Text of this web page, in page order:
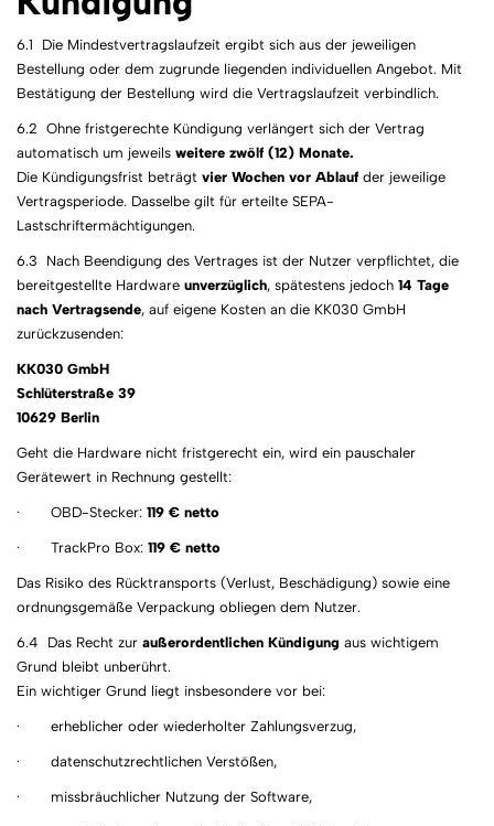
6.1 Die Mindestvertragslaufzeit ergibt sich aus der jeweiligen
Bestellung oder dem zugrunde liegenden individuellen Angebot. Mit
Bestätigung der Bestellung wird die Vertragslaufzeit verbindlich.
6.2 Ohne fristgerechte Kündigung verlängert sich der Vertrag
automatisch um jeweils weitere zwölf (12) Monate.
Die Kündigungsfrist beträgt vier Wochen vor Ablauf der jeweilige
Vertragsperiode. Dasselbe gilt für erteilte SEPA-
Lastschriftermächtigungen.
6.3 Nach Beendigung des Vertrages ist der Nutzer verpflichtet, die
bereitgestellte Hardware unverzüglich, spätestens jedoch 14 Tage
nach Vertragsende, auf eigene Kosten an die KK030 GmbH
zurückzusenden:
KK030 GmbH
Schlüterstraße 39
10629 Berlin
Geht die Hardware nicht fristgerecht ein, wird ein pauschaler
Gerätewert in Rechnung gestellt:
· OBD-Stecker: 119 € netto
· TrackPro Box: 119 € netto
Das Risiko des Rücktransports (Verlust, Beschädigung) sowie eine
ordnungsgemäße Verpackung obliegen dem Nutzer.
6.4 Das Recht zur außerordentlichen Kündigung aus wichtigem
Grund bleibt unberührt.
Ein wichtiger Grund liegt insbesondere vor bei:
· erheblicher oder wiederholter Zahlungsverzug,
· datenschutzrechtlichen Verstößen,
· missbräuchlicher Nutzung der Software,